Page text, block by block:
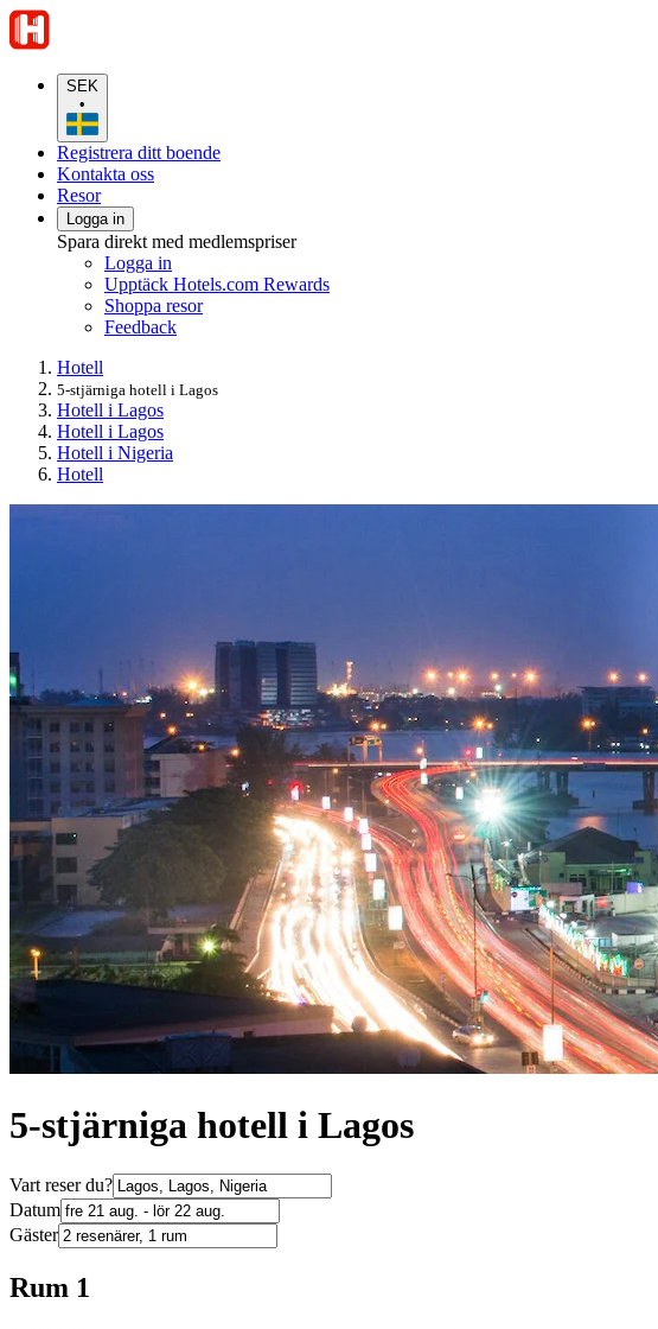
SEK
•
Registrera ditt boende
Kontakta oss
Resor
Logga in
Spara direkt med medlemspriser
Logga in
Upptäck Hotels.com Rewards
Shoppa resor
Feedback
Hotell
5-stjärniga hotell i Lagos
Hotell i Lagos
Hotell i Lagos
Hotell i Nigeria
Hotell
5-stjärniga hotell i Lagos
Vart reser du?
Datum
Gäster
Rum 1